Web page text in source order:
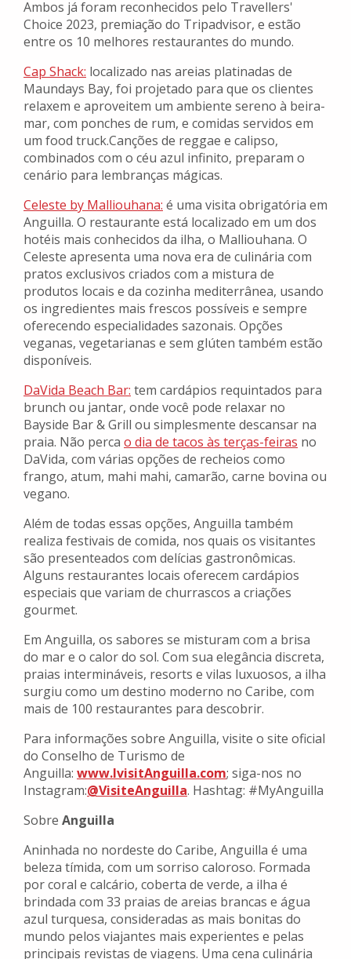
Ambos já foram reconhecidos pelo Travellers'
Choice 2023, premiação do Tripadvisor, e estão
entre os 10 melhores restaurantes do mundo.
Cap Shack: localizado nas areias platinadas de
Maundays Bay, foi projetado para que os clientes
relaxem e aproveitem um ambiente sereno à beira-
mar, com ponches de rum, e comidas servidos em
um food truck.Canções de reggae e calipso,
combinados com o céu azul infinito, preparam o
cenário para lembranças mágicas.
Celeste by Malliouhana: é uma visita obrigatória em
Anguilla. O restaurante está localizado em um dos
hotéis mais conhecidos da ilha, o Malliouhana. O
Celeste apresenta uma nova era de culinária com
pratos exclusivos criados com a mistura de
produtos locais e da cozinha mediterrânea, usando
os ingredientes mais frescos possíveis e sempre
oferecendo especialidades sazonais. Opções
veganas, vegetarianas e sem glúten também estão
disponíveis.
DaVida Beach Bar: tem cardápios requintados para
brunch ou jantar, onde você pode relaxar no
Bayside Bar & Grill ou simplesmente descansar na
praia. Não perca o dia de tacos às terças-feiras no
DaVida, com várias opções de recheios como
frango, atum, mahi mahi, camarão, carne bovina ou
vegano.
Além de todas essas opções, Anguilla também
realiza festivais de comida, nos quais os visitantes
são presenteados com delícias gastronômicas.
Alguns restaurantes locais oferecem cardápios
especiais que variam de churrascos a criações
gourmet.
Em Anguilla, os sabores se misturam com a brisa
do mar e o calor do sol. Com sua elegância discreta,
praias intermináveis, resorts e vilas luxuosos, a ilha
surgiu como um destino moderno no Caribe, com
mais de 100 restaurantes para descobrir.
Para informações sobre Anguilla, visite o site oficial
do Conselho de Turismo de
Anguilla: www.IvisitAnguilla.com; siga-nos no
Instagram:@VisiteAnguilla. Hashtag: #MyAnguilla
Sobre Anguilla
Aninhada no nordeste do Caribe, Anguilla é uma
beleza tímida, com um sorriso caloroso. Formada
por coral e calcário, coberta de verde, a ilha é
brindada com 33 praias de areias brancas e água
azul turquesa, consideradas as mais bonitas do
mundo pelos viajantes mais experientes e pelas
principais revistas de viagens. Uma cena culinária